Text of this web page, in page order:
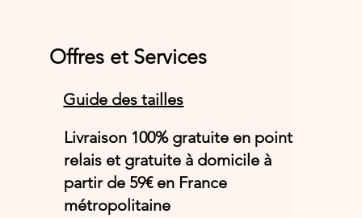
Offres et Services
Guide des tailles
Livraison 100% gratuite en point
relais et gratuite à domicile à
partir de 59€ en France
métropolitaine